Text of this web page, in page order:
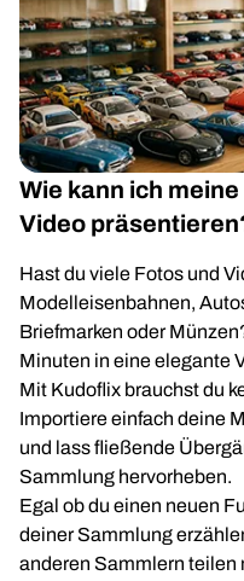
Wie kann ich
Video
Hast du viele Fotos und
Modelleisenbahnen,
Briefmarken oder
Minuten in eine elegante
Mit Kudoflix brauchst du
Importiere einfach deine
und lass fließende
Sammlung hervorheben.
Egal ob du einen neuen
deiner Sammlung
anderen Sammlern teilen